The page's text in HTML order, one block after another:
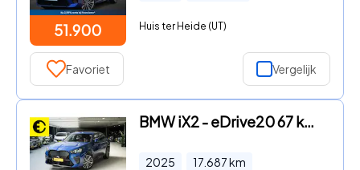
51.900 Huis ter Heide (UT)
Favoriet Vergelijk
BMW iX2 - eDrive20 67 kWh | 96, 9% SOH | Alcantara stoelen | Camera
2025 17.687km